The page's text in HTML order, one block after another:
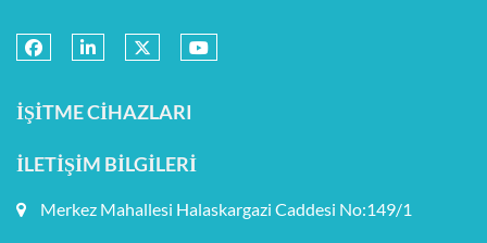
İŞITME CIHAZLARI
İLETIŞIM BILGILERI
Merkez Mahallesi Halaskargazi Caddesi No:149/1